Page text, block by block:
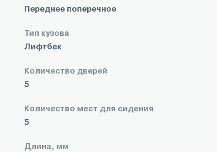
Переднее поперечное
Тип кузова
Лифтбек
Количество дверей
5
Количество мест для сидения
5
Длина, мм